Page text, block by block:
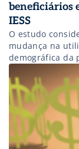
beneficiários
IESS
O estudo
mudança na
demográfica da
sentida em